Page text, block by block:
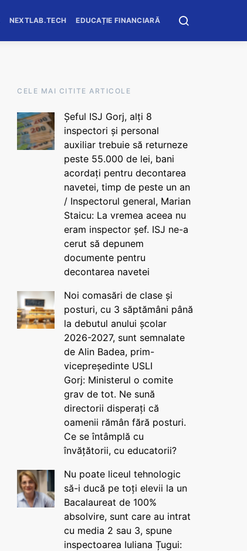
NEXTLAB.TECH EDUCAȚIE FINANCIARĂ
CELE MAI CITITE ARTICOLE
Șeful ISJ Gorj, alți 8
inspectori și personal
auxiliar trebuie să returneze
peste 55.000 de lei, bani
acordați pentru decontarea
navetei, timp de peste un an
/ Inspectorul general, Marian
Staicu: La vremea aceea nu
eram inspector șef. ISJ ne-a
cerut să depunem
documente pentru
decontarea navetei
Noi comasări de clase și
posturi, cu 3 săptămâni până
la debutul anului școlar
2026-2027, sunt semnalate
de Alin Badea, prim-
vicepreședinte USLI
Gorj: Ministerul o comite
grav de tot. Ne sună
directorii disperați că
oamenii rămân fără posturi.
Ce se întâmplă cu
învățătorii, cu educatorii?
Nu poate liceul tehnologic
să-i ducă pe toți elevii la un
Bacalaureat de 100%
absolvire, sunt care au intrat
cu media 2 sau 3, spune
inspectoarea Iuliana Țugui: